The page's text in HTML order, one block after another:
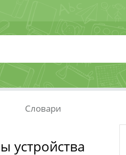
Словари
устройства